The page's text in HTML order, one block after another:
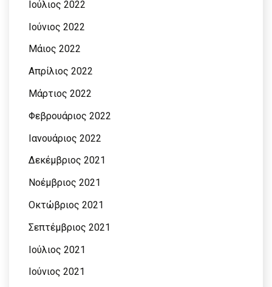
Ιούλιος 2022
Ιούνιος 2022
Μάιος 2022
Απρίλιος 2022
Μάρτιος 2022
Φεβρουάριος 2022
Ιανουάριος 2022
Δεκέμβριος 2021
Νοέμβριος 2021
Οκτώβριος 2021
Σεπτέμβριος 2021
Ιούλιος 2021
Ιούνιος 2021